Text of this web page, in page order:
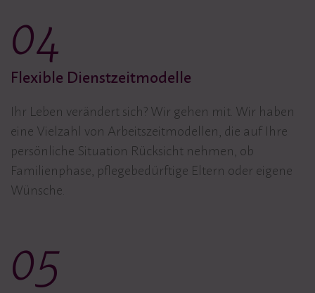
04
Flexible Dienstzeitmodelle
Ihr Leben verändert sich? Wir gehen mit. Wir haben
eine Vielzahl von Arbeitszeitmodellen, die auf Ihre
persönliche Situation Rücksicht nehmen, ob
Familienphase, pflege­bedürftige Eltern oder eigene
Wünsche.
05